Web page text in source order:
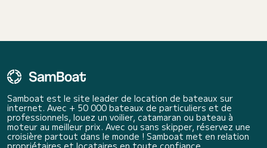
Samboat est le site leader de location de bateaux sur
internet. Avec + 50 000 bateaux de particuliers et de
professionnels, louez un voilier, catamaran ou bateau à
moteur au meilleur prix. Avec ou sans skipper, réservez une
croisière partout dans le monde ! Samboat met en relation
propriétaires et locataires en toute confiance.